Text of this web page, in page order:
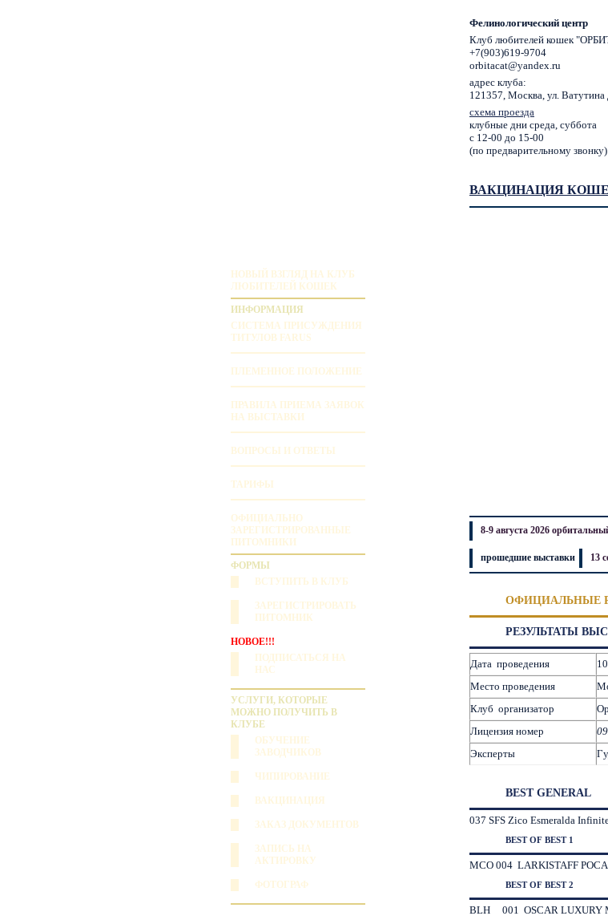
НОВЫЙ ВЗГЛЯД НА КЛУБ
ЛЮБИТЕЛЕЙ КОШЕК
ИНФОРМАЦИЯ
СИСТЕМА ПРИСУЖДЕНИЯ
ТИТУЛОВ FARUS
ПЛЕМЕННОЕ ПОЛОЖЕНИЕ
ПРАВИЛА ПРИЕМА ЗАЯВОК
НА ВЫСТАВКИ
ВОПРОСЫ И ОТВЕТЫ
ТАРИФЫ
ОФИЦИАЛЬНО
ЗАРЕГИСТРИРОВАННЫЕ
ПИТОМНИКИ
ФОРМЫ
ВСТУПИТЬ В КЛУБ
ЗАРЕГИСТРИРОВАТЬ
ПИТОМНИК
НОВОЕ!!!
ПОДПИСАТЬСЯ НА
НАС
УСЛУГИ, КОТОРЫЕ
МОЖНО ПОЛУЧИТЬ В
КЛУБЕ
ОБУЧЕНИЕ
ЗАВОДЧИКОВ
ЧИПИРОВАНИЕ
ВАКЦИНАЦИЯ
ЗАКАЗ ДОКУМЕНТОВ
ЗАПИСЬ НА
АКТИРОВКУ
ФОТОГРАФ
Фелинологический центр
Клуб любителей кошек
+7(903)619-9704
orbitacat@yandex.ru
адрес клуба:
121357, Москва, ул. Ватутина
схема проезда
клубные дни среда, суббота
с 12-00 до 15-00
(по предварительному звонку)
ВАКЦИНАЦИЯ
8-9 августа 2026
прошедшие выставки 13
ОФИЦИАЛЬНЫЕ
РЕЗУЛЬТАТЫ
Дата проведения
Место проведения
Клуб организатор
Лицензия номер
Эксперты
BEST GENERAL
037 SFS Zico Esmeralda
BEST OF BEST 1
MCO 004 LARKISTAFF
BEST OF BEST 2
BLH 001 OSCAR